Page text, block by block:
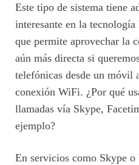
Este tipo de sistema tiene
interesante en la tecnología
que permite aprovechar la
aún más directa si
telefónicas desde un móvil
conexión WiFi. ¿Por qué
llamadas vía Skype,
ejemplo?
En servicios como Skype